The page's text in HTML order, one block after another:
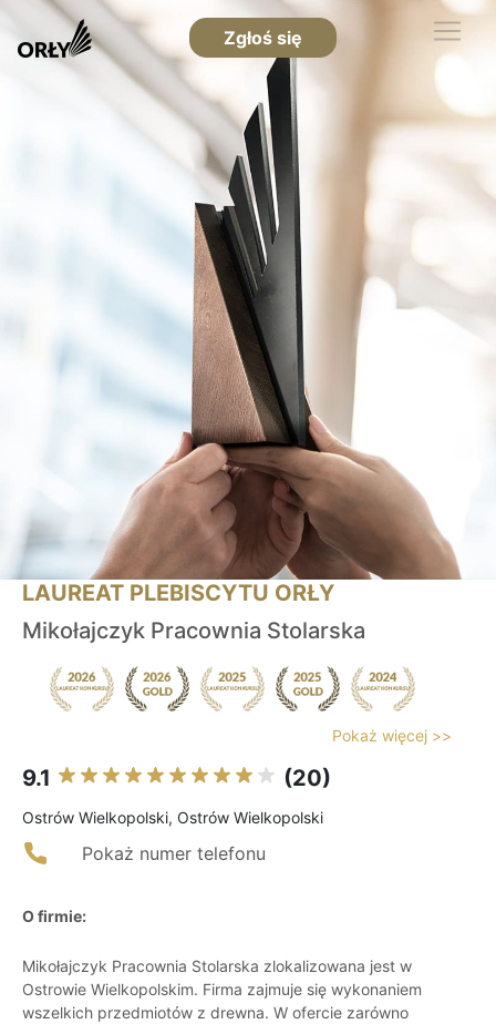
Zgłoś się
LAUREAT PLEBISCYTU ORŁY
Mikołajczyk Pracownia Stolarska
Pokaż więcej >>
9.1 (20)
Ostrów Wielkopolski, Ostrów Wielkopolski
Pokaż numer telefonu
O firmie:
Mikołajczyk Pracownia Stolarska zlokalizowana jest w
Ostrowie Wielkopolskim. Firma zajmuje się wykonaniem
wszelkich przedmiotów z drewna. W ofercie zarówno